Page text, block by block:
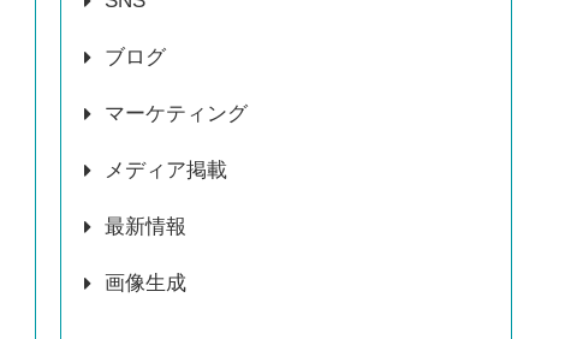
ブログ
マーケティング
メディア掲載
最新情報
画像生成